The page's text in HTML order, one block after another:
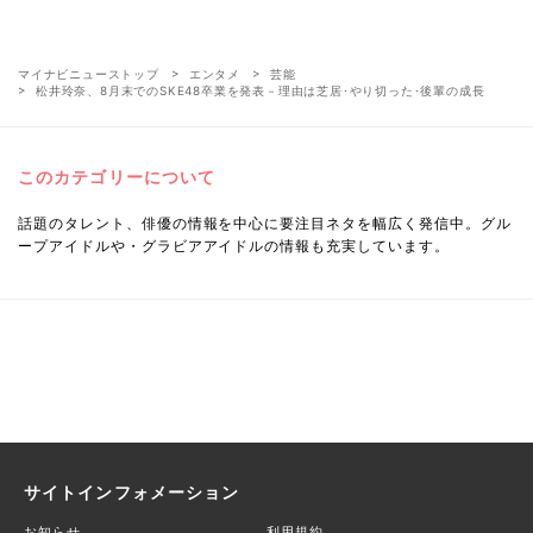
マイナビニューストップ エンタメ
芸能
松井玲奈、8月末でのSKE48卒業を発表－理由は芝居･やり切った･後輩の成長
このカテゴリーについて
話題のタレント、俳優の情報を中心に要注目ネタを幅広く発信中。グル
ープアイドルや・グラビアアイドルの情報も充実しています。
サイトインフォメーション